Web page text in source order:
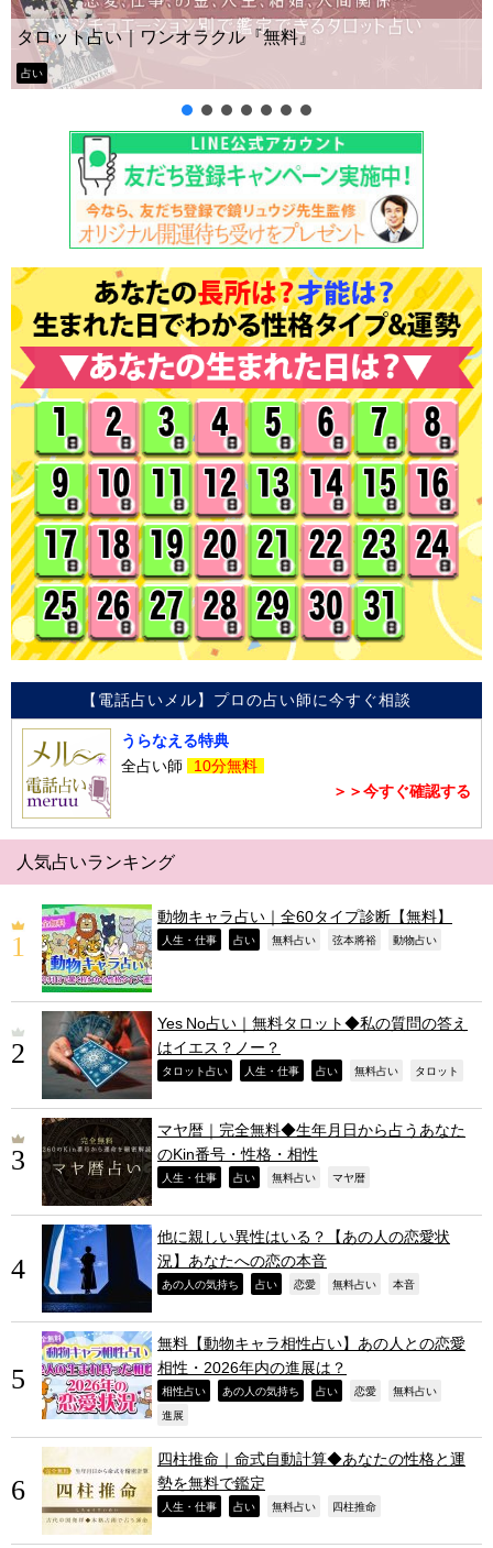
Yes No占い｜無料タロット◆私の質問の答えはイエ
ー？
タロット占い
【電話占いメル】プロの占い師に今すぐ相談
うらなえる特典
全占い師
10分無料
＞＞今すぐ確認する
人気占いランキング
動物キャラ占い｜全60タイプ診断【無料】
人生・仕事 占い 無料占い 弦本將裕 動物占い
Yes No占い｜無料タロット◆私の質問の答え
はイエス？ノー？
タロット占い 人生・仕事 占い 無料占い タロット
マヤ暦｜完全無料◆生年月日から占うあなた
のKin番号・性格・相性
人生・仕事 占い 無料占い マヤ暦
他に親しい異性はいる？【あの人の恋愛状
況】あなたへの恋の本音
あの人の気持ち 占い 恋愛 無料占い 本音
無料【動物キャラ相性占い】あの人との恋愛
相性・2026年内の進展は？
相性占い あの人の気持ち 占い 恋愛 無料占い
進展
四柱推命｜命式自動計算◆あなたの性格と運
勢を無料で鑑定
人生・仕事 占い 無料占い 四柱推命